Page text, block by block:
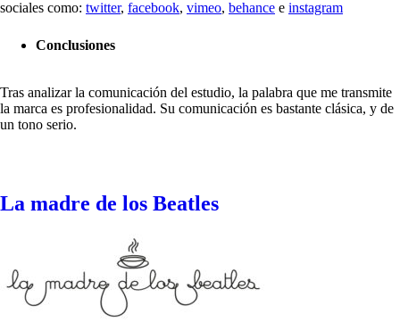
sociales como: twitter, facebook, vimeo, behance e instagram
Conclusiones
Tras analizar la comunicación del estudio, la palabra que me transmite
la marca es profesionalidad. Su comunicación es bastante clásica, y de
un tono serio.
La madre de los Beatles